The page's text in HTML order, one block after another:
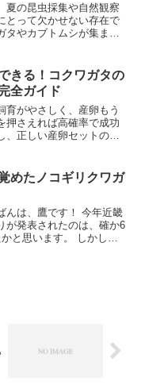
夏の昆虫採集や自然観察
とって欠かせない存在で
タやカブトムシが集まり
では、クヌギの木の特
昆虫が集まる...
きる！コクワガタの
全ガイド
育がやさしく、産卵もう
押さえれば高確率で成功
、正しい産卵セットの組
ここでは、より実践的な
卵セットの...
めたノコギリクワガ
んは、鷹です！ 今年近畿
が発表されたのは、確か6
と思います。 しかしど